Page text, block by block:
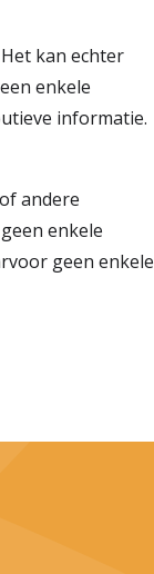
kan echter
enkele
informatie.
andere
enkele
geen enkele